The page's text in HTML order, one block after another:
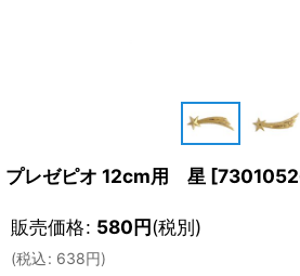
プレゼピオ 12cm用 星 [
販売価格: 580円(税別)
(税込: 638円)